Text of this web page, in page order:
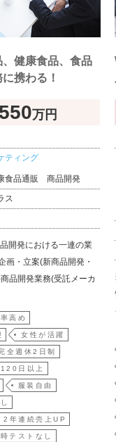
健康食品、食品
携わる！
万円
ティング
食品通販 商品開発
ス
開発における一連の業
・立案(新商品開発・
品開発業務(受託メーカ
高め
女性が活躍
全週休2日制
日以上
服装自由
2年連続売上UP
テストなし